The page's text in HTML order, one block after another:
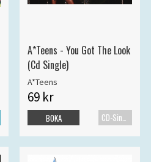
A*Teens - You Got The Look
(Cd Single)
A*Teens
69 kr
BOKA